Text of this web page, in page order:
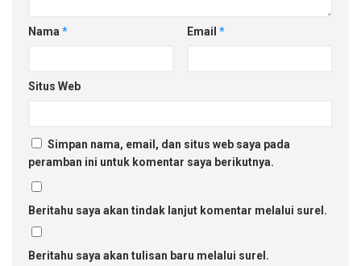
Nama * Email *
Situs Web
Simpan nama, email, dan situs web saya pada
peramban ini untuk komentar saya berikutnya.
Beritahu saya akan tindak lanjut komentar melalui surel.
Beritahu saya akan tulisan baru melalui surel.